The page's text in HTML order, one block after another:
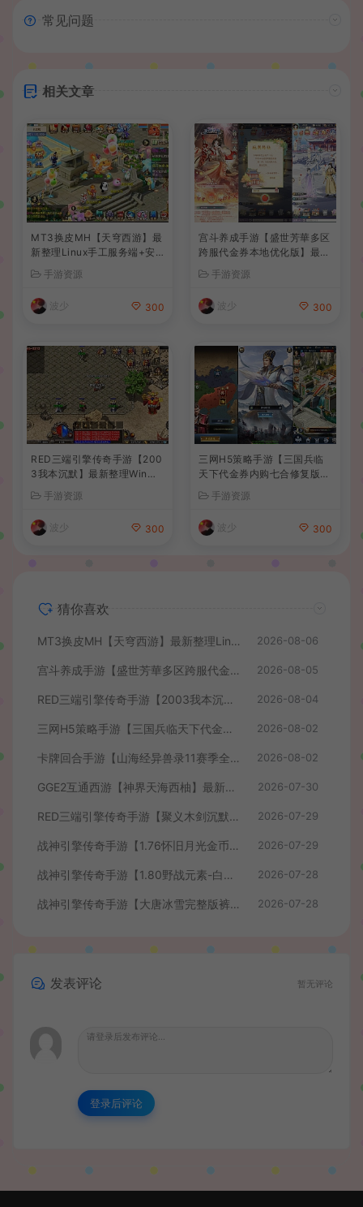
常见问题
相关文章
MT3换皮MH【天穹西游】最
新整理Linux手工服务端+安
建教程+全套源码+视频教程
手游资源
波少 300
宫斗养成手游【盛世芳華多区
跨服代金券本地优化版】最新
手工服务端+CDK授权后台
+安卓+详细搭建教程
手游资源
波少 300
RED三端引擎传奇手游【200
3我本沉默】最新整理Win系
细搭建教程
手游资源
波少 300
三网H5策略手游【三国兵临
天下代金券内购七合修复版】
+Linux手工服务端+管理后台
+GM授权后台+简易安卓客户
端+详细搭建教程+视频教程
手游资源
波少 300
猜你喜欢
MT3换皮MH【天穹西游】最新整理Linux手工服务端+安卓苹果双端+GM后台+详细搭建教程+全套源码+视频教程 2026-08-06
宫斗养成手游【盛世芳華多区跨服代金券本地优化版】最新整理单机一键即玩端+Linux手工服务端+CDK授权后台+安卓+详细搭建教程 2026-08-05
RED三端引擎传奇手游【2003我本沉默】最新整理Win系服务端+安卓苹果PC三端+详细搭建教程 2026-08-04
三网H5策略手游【三国兵临天下代金券内购七合修复版】最新整理单机一键即玩镜像端+Linux手工服务端+管理后台+GM授权后台+简易安卓客户端+详细搭建教程+视频教程 2026-08-02
卡牌回合手游【山海经异兽录11赛季全人物代金券内购版】最新整理WIN系服务端+授权GM后台+管理后台+热更修改工具+安卓+详细搭建教程 2026-08-02
GGE2互通西游【神界天海西柚】最新整理Win系服务端+安卓苹果PC三端+内置GM工具+全套源码+详细搭建教程+视频教程 2026-07-30
RED三端引擎传奇手游【聚义木剑沉默高仿嘟嘟沉默】最新整理Win系服务端+安卓苹果PC三端+详细搭建教程 2026-07-29
战神引擎传奇手游【1.76怀旧月光金币版】最新整理Win系复古服务端+安卓苹果双端+GM授权物品后台+详细搭建教程 2026-07-29
战神引擎传奇手游【1.80野战元素-白猪7.2免授权】最新整理Win系特色服务端+安卓+GM授权物品后台+详细搭建教程 2026-07-28
战神引擎传奇手游【大唐冰雪完整版裤衩7.0免授权】最新整理Win系特色服务端+GM授权后台+安卓苹果双端+详细搭建教程 2026-07-28
发表评论 暂无评论
登录后评论